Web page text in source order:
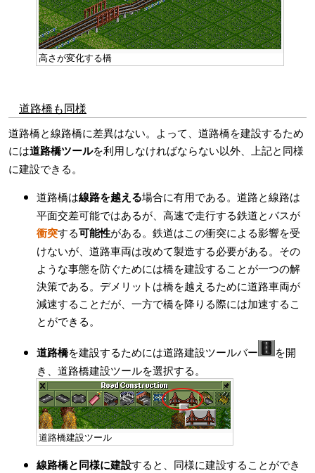
高さが変化する橋
道路橋も同様
道路橋と線路橋に差異はない。よって、道路橋を建設するため
には道路橋ツールを利用しなければならない以外、上記と同様
に建設できる。
道路橋は線路を越える場合に有用である。道路と線路は
平面交差可能ではあるが、高速で走行する鉄道とバスが
衝突する可能性がある。鉄道はこの衝突による影響を受
けないが、道路車両は改めて製造する必要がある。その
ような事態を防ぐためには橋を建設することが一つの解
決策である。デメリットは橋を越えるために道路車両が
減速することだが、一方で橋を降りる際には加速するこ
とができる。
道路橋を建設するためには道路建設ツールバー
を開
き、道路橋建設ツールを選択する。
道路橋建設ツール
線路橋と同様に建設すると、同様に建設することができ